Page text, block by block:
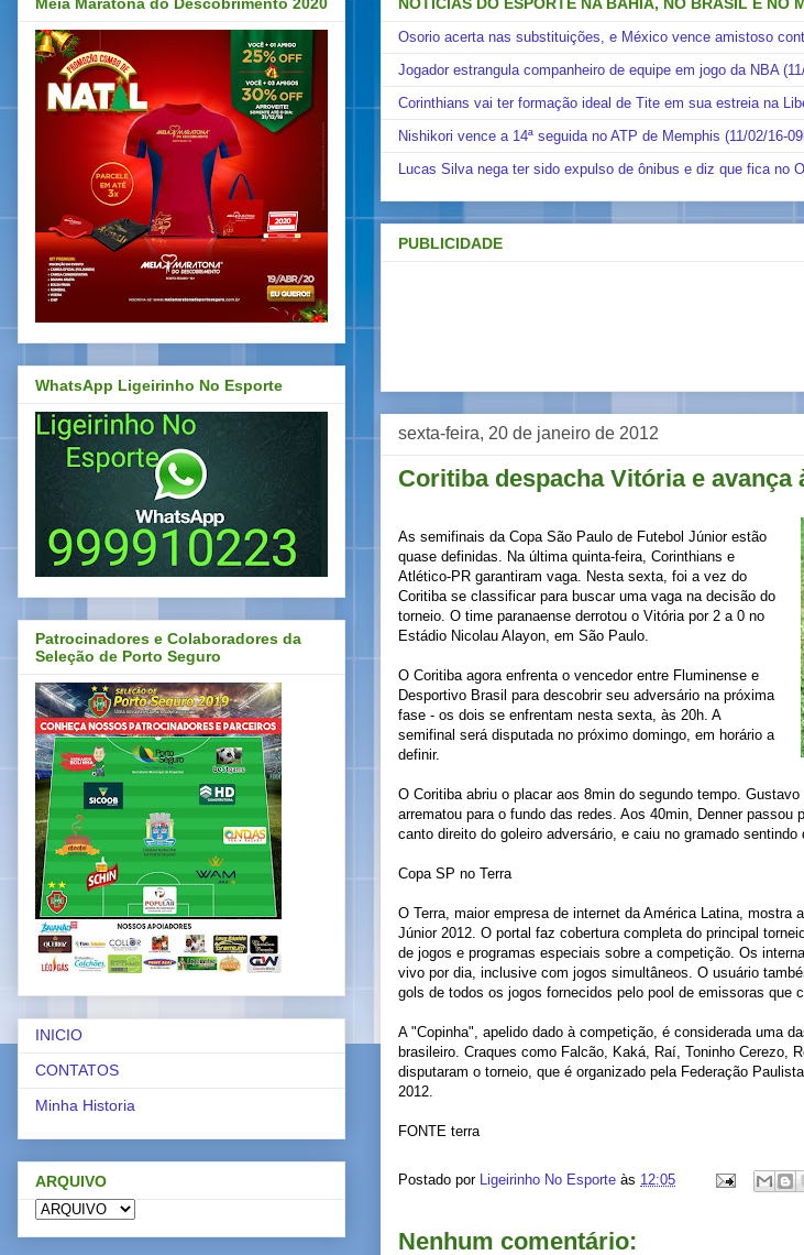
NOTÍCIAS DO ESPORTE NA BAHIA, NO BRASIL E NO
Osorio acerta nas substituições, e México vence amistoso
Jogador estrangula companheiro de equipe em jogo da NBA
Corinthians vai ter formação ideal de Tite em sua estreia na
Nishikori vence a 14ª seguida no ATP de Memphis (11/02/16-
Lucas Silva nega ter sido expulso de ônibus e diz que fica no
PUBLICIDADE
sexta-feira, 20 de janeiro de 2012
Coritiba despacha Vitória e avança
As semifinais da Copa São Paulo de Futebol Júnior estão
quase definidas. Na última quinta-feira, Corinthians e
Atlético-PR garantiram vaga. Nesta sexta, foi a vez do
Coritiba se classificar para buscar uma vaga na decisão do
torneio. O time paranaense derrotou o Vitória por 2 a 0 no
Estádio Nicolau Alayon, em São Paulo.
O Coritiba agora enfrenta o vencedor entre Fluminense e
Desportivo Brasil para descobrir seu adversário na próxima
fase - os dois se enfrentam nesta sexta, às 20h. A
semifinal será disputada no próximo domingo, em horário a
definir.
O Coritiba abriu o placar aos 8min do segundo tempo.
arrematou para o fundo das redes. Aos 40min, Denner
canto direito do goleiro adversário, e caiu no gramado sentindo
Copa SP no Terra
O Terra, maior empresa de internet da América Latina, mostra
Júnior 2012. O portal faz cobertura completa do principal
de jogos e programas especiais sobre a competição. Os
vivo por dia, inclusive com jogos simultâneos. O usuário
gols de todos os jogos fornecidos pelo pool de emissoras que
A "Copinha", apelido dado à competição, é considerada uma
brasileiro. Craques como Falcão, Kaká, Raí, Toninho Cerezo,
disputaram o torneio, que é organizado pela Federação
2012.
FONTE terra
Postado por Ligeirinho No Esporte às 12:05
Nenhum comentário:
Meia Maratona do Descobrimento 2020
WhatsApp Ligeirinho No Esporte
Patrocinadores e Colaboradores da
Seleção de Porto Seguro
INICIO
CONTATOS
Minha Historia
ARQUIVO